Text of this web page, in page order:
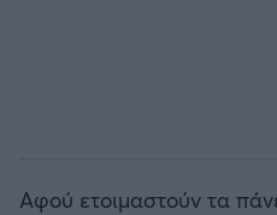
Αφού ετοιμαστούν τα